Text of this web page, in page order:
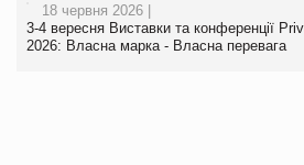
18 червня 2026 |
3-4 вересня Виставки та конференції
2026: Власна марка - Власна перевага